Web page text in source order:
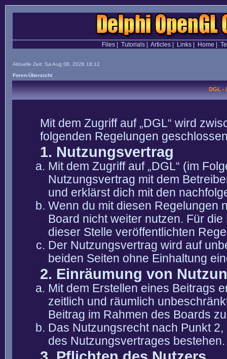
Files| Tutorials| Articles| Links| Home
Aktuelle Zeit: Sa Aug 08, 2026 18:12
Foren-Übersicht
DGL -
Mit dem Zugriff auf „DGL“ wird
folgenden Regelungen
1. Nutzungsvertrag
Mit dem Zugriff auf „DGL“ (im
Nutzungsvertrag mit dem
und erklärst dich mit den
Wenn du mit diesen Regelungen
Board nicht weiter nutzen. Für
dieser Stelle veröffentlichten
Der Nutzungsvertrag wird auf
beiden Seiten ohne Einhaltung
2. Einräumung von
Mit dem Erstellen eines Beitrags
zeitlich und räumlich
Beitrag im Rahmen des Boards
Das Nutzungsrecht nach Punkt
des Nutzungsvertrages bestehen.